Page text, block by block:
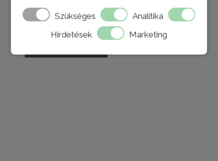
Szükséges
Analitika
Hirdetések
Marketing
0
az 5-ből
Ft